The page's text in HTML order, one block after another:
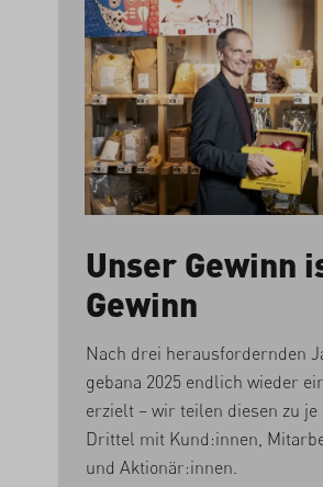
Unser Gewinn
Gewinn
Nach drei herausfordernden
gebana 2025 endlich wieder
erzielt – wir teilen diesen zu je
Drittel mit Kund:innen,
und Aktionär:innen.